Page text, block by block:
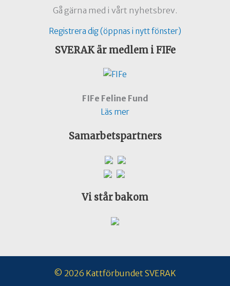
Gå gärna med i vårt nyhetsbrev.
Registrera dig (öppnas i nytt fönster)
SVERAK är medlem i FIFe
FIFe Feline Fund
Läs mer
Samarbetspartners
Vi står bakom
© 2026 Kattförbundet SVERAK